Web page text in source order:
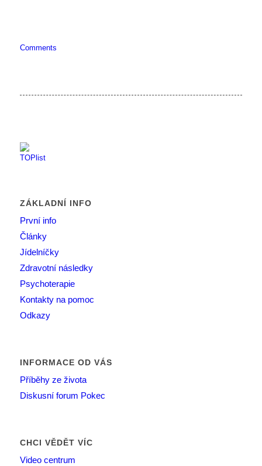
Comments
ZÁKLADNÍ INFO
První info
Články
Jídelníčky
Zdravotní následky
Psychoterapie
Kontakty na pomoc
Odkazy
INFORMACE OD VÁS
Příběhy ze života
Diskusní forum Pokec
CHCI VĚDĚT VÍC
Video centrum